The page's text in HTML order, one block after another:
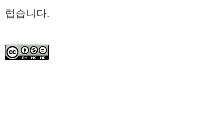
럽습니다.